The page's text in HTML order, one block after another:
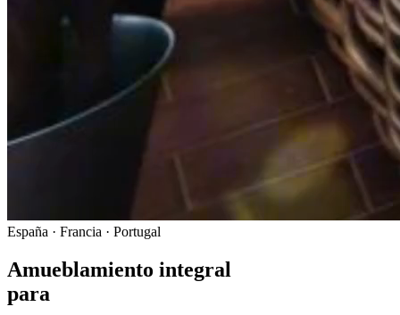
España · Francia · Portugal
Amueblamiento integral
para